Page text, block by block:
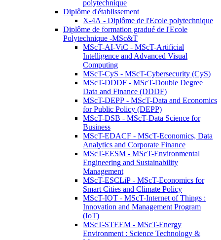
polytechnique
Diplôme d'établissement
X-4A - Diplôme de l'Ecole polytechnique
Diplôme de formation gradué de l'Ecole
Polytechnique -MSc&T
MScT-AI-ViC - MScT-Artificial
Intelligence and Advanced Visual
Computing
MScT-CyS - MScT-Cybersecurity (CyS)
MScT-DDDF - MScT-Double Degree
Data and Finance (DDDF)
MScT-DEPP - MScT-Data and Economics
for Public Policy (DEPP)
MScT-DSB - MScT-Data Science for
Business
MScT-EDACF - MScT-Economics, Data
Analytics and Corporate Finance
MScT-EESM - MScT-Environmental
Engineering and Sustainability
Management
MScT-ESCLiP - MScT-Economics for
Smart Cities and Climate Policy
MScT-IOT - MScT-Internet of Things :
Innovation and Management Program
(IoT)
MScT-STEEM - MScT-Energy
Environment : Science Technology &